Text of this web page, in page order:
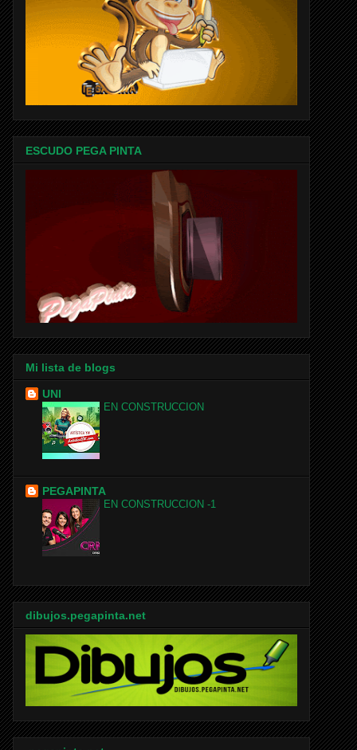
ESCUDO PEGA PINTA
Mi lista de blogs
UNI
EN CONSTRUCCION
PEGAPINTA
EN CONSTRUCCION -1
dibujos.pegapinta.net